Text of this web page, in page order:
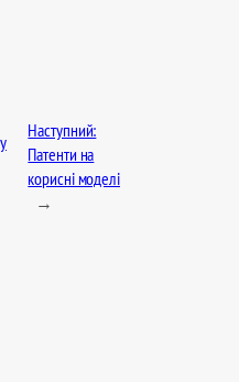
Наступний:
Патенти на
корисні моделі
→